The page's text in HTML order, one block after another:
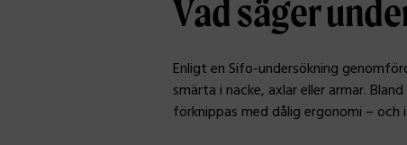
Vad säger
Enligt en Sifo-undersökning
smärta i nacke, axlar eller armar.
förknippas med dålig ergonomi –